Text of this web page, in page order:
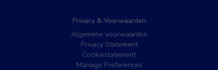
Privacy & Voorwaarden
Algemene voorwaarden
Privacy Statement
Cookiestatement
Manage Preferences